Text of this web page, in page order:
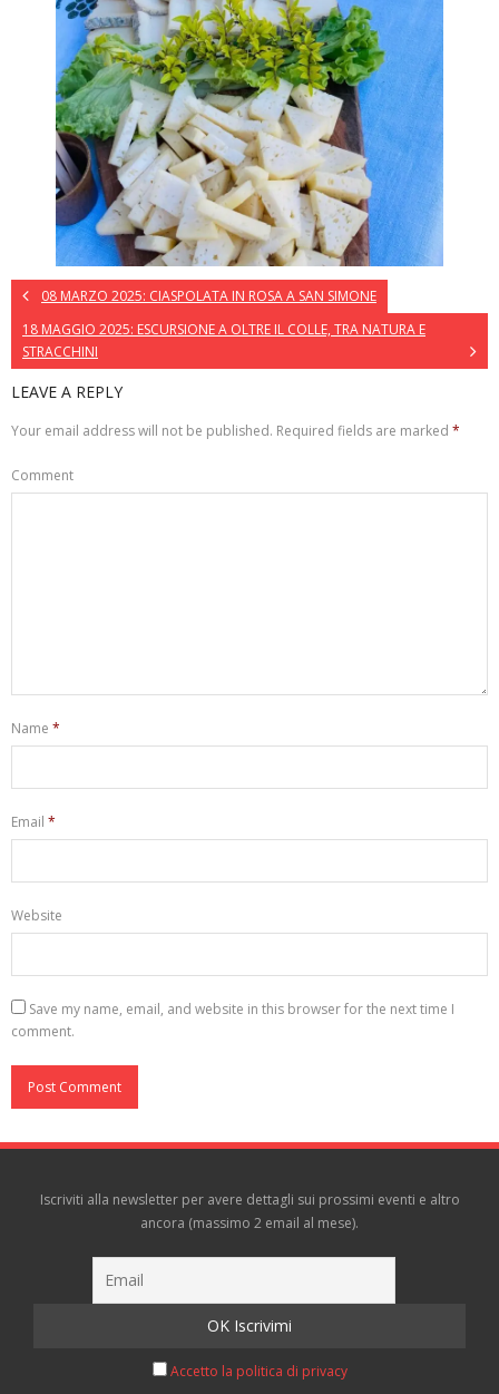
08 MARZO 2025: CIASPOLATA IN ROSA A SAN SIMONE
18 MAGGIO 2025: ESCURSIONE A OLTRE IL COLLE, TRA NATURA E
STRACCHINI
LEAVE A REPLY
Your email address will not be published. Required fields are marked *
Comment
Name *
Email *
Website
Save my name, email, and website in this browser for the next time I
comment.
Iscriviti alla newsletter per avere dettagli sui prossimi eventi e altro
ancora (massimo 2 email al mese).
Accetto la politica di privacy